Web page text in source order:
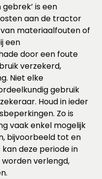
is een
aan de tractor
materiaalfouten of
een
door een foute
verzekerd,
Niet elke
gebruik
Houd in ieder
Zo is
vaak enkel mogelijk
bijvoorbeeld tot en
deze periode in
verlengd,